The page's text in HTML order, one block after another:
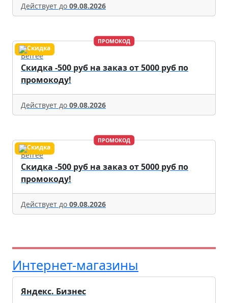
Действует до 09.08.2026
ПРОМОКОД
Befree
Скидка -500 руб на заказ от 5000 руб по
промокоду!
Действует до 09.08.2026
ПРОМОКОД
Befree
Скидка -500 руб на заказ от 5000 руб по
промокоду!
Действует до 09.08.2026
Интернет-магазины
Яндекс. Бизнес